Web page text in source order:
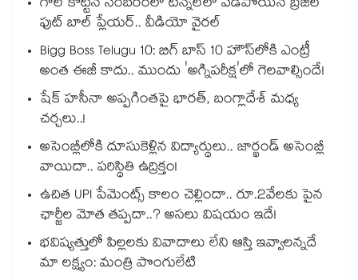
ఫుట్ బాల్ ప్లేయర్.. వీడియో వైరల్
Bigg Boss Telugu 10: బిగ్ బాస్ 10 హౌస్‌లోకి ఎంట్రీ
అంత ఈజీ కాదు.. ముందు 'అగ్నిపరీక్ష'లో గెలవాల్సిందే!
షేక్ హసీనా అప్పగింతపై భారత్, బంగ్లాదేశ్ మధ్య
చర్చలు..!
అసెంబ్లీలోకి దూసుకెళ్లిన విద్యార్థులు.. జార్ఖండ్ అసెంబ్లీ
వాయిదా.. పరిస్థితి ఉద్రిక్తం!
ఉచిత UPI పేమెంట్స్ కాలం చెల్లిందా.. రూ.2వేలకు పైన
ఛార్జీల మోత తప్పదా..? అసలు విషయం ఇదే!
భవిష్యత్తులో పిల్లలకు వివాదాలు లేని ఆస్తి ఇవ్వాలన్నదే
మా లక్ష్యం: మంత్రి పొంగులేటి